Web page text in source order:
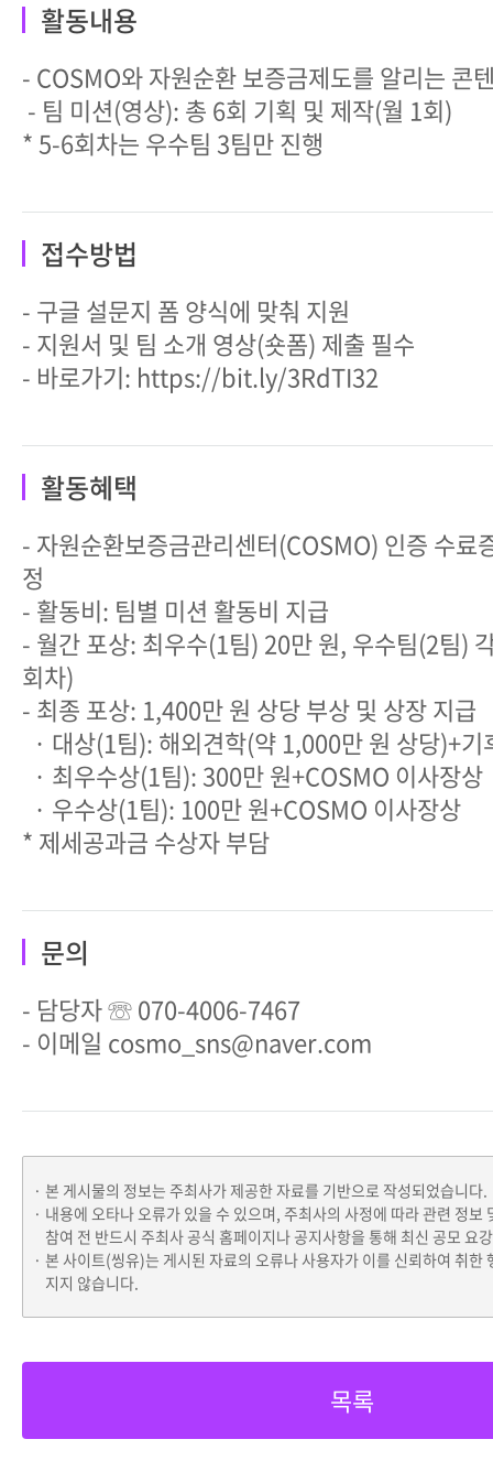
활동내용
- COSMO와 자원순환 보증금제도를 알리는 콘
- 팀 미션(영상): 총 6회 기획 및 제작(월 1회)
* 5-6회차는 우수팀 3팀만 진행
접수방법
- 구글 설문지 폼 양식에 맞춰 지원
- 지원서 및 팀 소개 영상(숏폼) 제출 필수
- 바로가기: https://bit.ly/3RdTI32
활동혜택
- 자원순환보증금관리센터(COSMO) 인증 수료
정
- 활동비: 팀별 미션 활동비 지급
- 월간 포상: 최우수(1팀) 20만 원, 우수팀(2팀)
회차)
- 최종 포상: 1,400만 원 상당 부상 및 상장 지
· 대상(1팀): 해외견학(약 1,000만 원 상당)+
· 최우수상(1팀): 300만 원+COSMO 이사장
· 우수상(1팀): 100만 원+COSMO 이사장상
* 제세공과금 수상자 부담
문의
- 담당자 ☏ 070-4006-7467
- 이메일 cosmo_sns@naver.com
본 게시물의 정보는 주최사가 제공한 자료를 기반으로 작성되었습니다.
내용에 오타나 오류가 있을 수 있으며, 주최사의 사정에 따라 관련 정보
참여 전 반드시 주최사 공식 홈페이지나 공지사항을 통해 최신 공모 요
본 사이트(씽유)는 게시된 자료의 오류나 사용자가 이를 신뢰하여 취한
지지 않습니다.
목록